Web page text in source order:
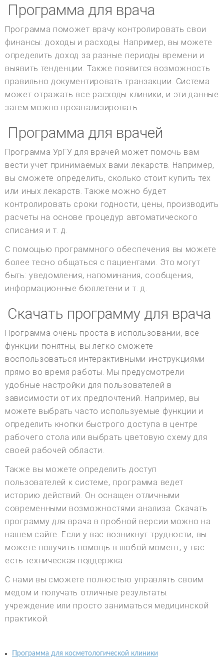
Программа для врача
Программа поможет врачу контролировать свои
финансы: доходы и расходы. Например, вы можете
определить доход за разные периоды времени и
выявить тенденции. Также появится возможность
правильно документировать транзакции. Система
может отражать все расходы клиники, и эти данные
затем можно проанализировать.
Программа для врачей
Программа УрГУ для врачей может помочь вам
вести учет принимаемых вами лекарств. Например,
вы сможете определить, сколько стоит купить тех
или иных лекарств. Также можно будет
контролировать сроки годности, цены, производить
расчеты на основе процедур автоматического
списания и т. д.
С помощью программного обеспечения вы можете
более тесно общаться с пациентами. Это могут
быть: уведомления, напоминания, сообщения,
информационные бюллетени и т. д.
Скачать программу для врача
Программа очень проста в использовании, все
функции понятны, вы легко сможете
воспользоваться интерактивными инструкциями
прямо во время работы. Мы предусмотрели
удобные настройки для пользователей в
зависимости от их предпочтений. Например, вы
можете выбрать часто используемые функции и
определить кнопки быстрого доступа в центре
рабочего стола или выбрать цветовую схему для
своей рабочей области.
Также вы можете определить доступ
пользователей к системе, программа ведет
историю действий. Он оснащен отличными
современными возможностями анализа. Скачать
программу для врача в пробной версии можно на
нашем сайте. Если у вас возникнут трудности, вы
можете получить помощь в любой момент, у нас
есть техническая поддержка.
С нами вы сможете полностью управлять своим
медом и получать отличные результаты.
учреждение или просто заниматься медицинской
практикой.
Программа для косметологической клиники